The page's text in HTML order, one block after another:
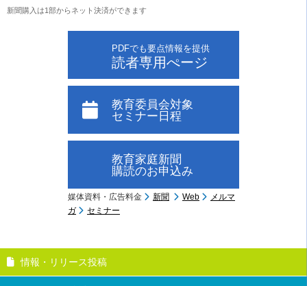
新聞購入は1部からネット決済ができます
PDFでも要点情報を提供
読者専用ぺージ
教育委員会対象
セミナー日程
教育家庭新聞
購読のお申込み
媒体資料・広告料金 新聞 Web
メルマ
ガ
セミナー
情報・リリース投稿